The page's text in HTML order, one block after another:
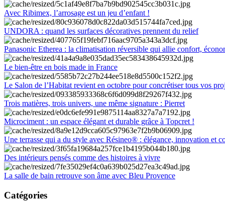
Avec Ribimex, l’arrosage est un jeu d’enfant !
UNDORA : quand les surfaces décoratives prennent du relief
Panasonic Etherea : la climatisation réversible qui allie confort,
Le bien-être en bois made in France
Le Salon de l’Habitat revient en octobre pour concrétiser tous vos
Trois matières, trois univers, une même signature : Pierret
Microciment : un espace élégant et durable grâce à Topcret !
Une terrasse qui a du style avec Résineo® : élégance, innovation et
Des intérieurs pensés comme des histoires à vivre
La salle de bain retrouve son âme avec Bleu Provence
Catégories